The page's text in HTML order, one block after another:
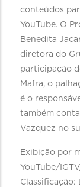
conteúdos
YouTube. O
Benedita
diretora do
participação
Mafra, o
é o
também
Vazquez no
Exibição por
YouTube/
Classificação: